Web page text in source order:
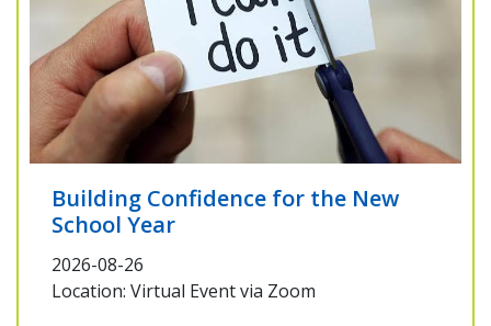
Building Confidence for the New
School Year
2026-08-26
Location: Virtual Event via Zoom